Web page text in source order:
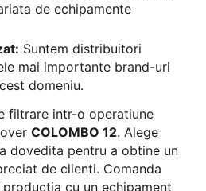
de echipamente
Suntem distribuitori
mai importante brand-uri
domeniu.
filtrare intr-o operatiune
COLOMBO 12. Alege
dovedita pentru a obtine un
de clienti. Comanda
cu un echipament